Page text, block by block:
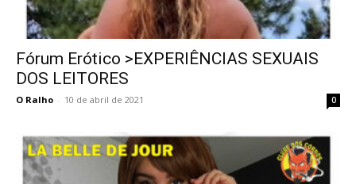
Fórum Erótico >EXPERIÊNCIAS SEXUAIS
DOS LEITORES
O Ralho - 10 de abril de 2021 0